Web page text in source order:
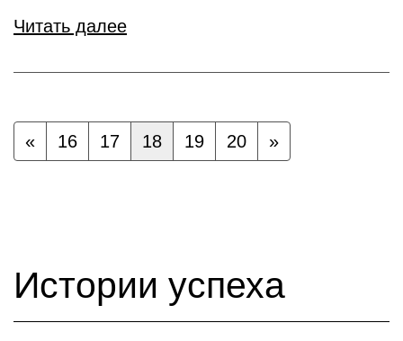
Читать далее
« 16 17 18 19 20 »
Истории успеха